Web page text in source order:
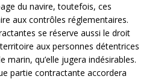
du navire, toutefois, ces
aux contrôles réglementaires.
se réserve aussi le droit
aux personnes détentrices
marin, qu’elle jugera indésirables.
partie contractante accordera